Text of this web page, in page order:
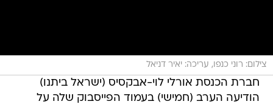
צילום: רוני כנפו, עריכה: יאיר דניאל
חברת הכנסת אורלי לוי-אבקסיס (ישראל ביתנו)
הודיעה הערב (חמישי) בעמוד הפייסבוק שלה על